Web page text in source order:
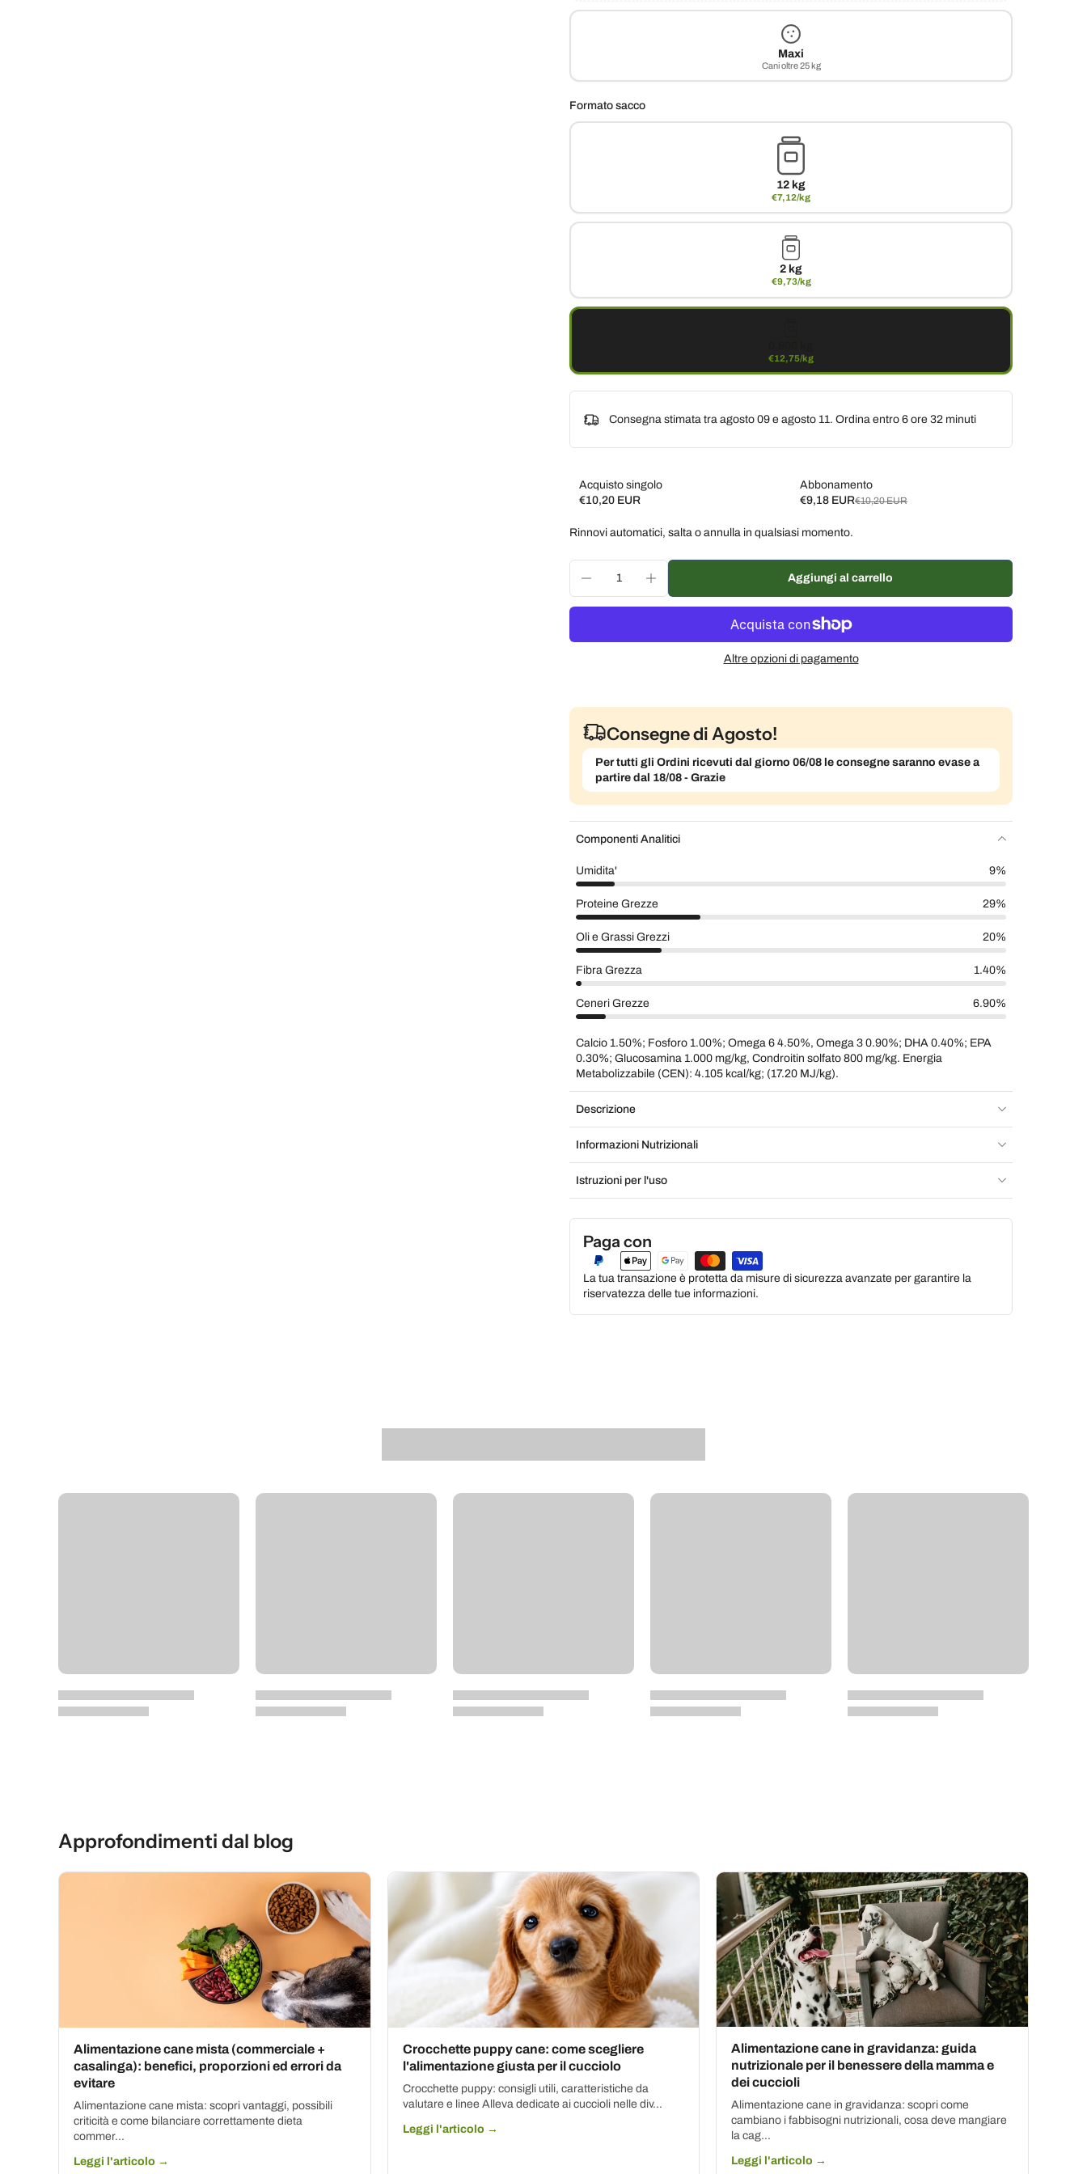
Maxi
Cani oltre 25 kg
Formato sacco
12 kg
€7,12/kg
2 kg
€9,73/kg
€12,75/kg
Consegna stimata tra agosto 09 e agosto 11. Ordina entro 6 ore 32 minuti
Acquisto singolo
€10,20 EUR
Abbonamento
€9,18 EUR€10,20 EUR
Subscribe and save
Consegna ogni mese, 5% di sconto
Rinnovi automatici, salta o annulla in qualsiasi momento.
Aggiungi al carrello
Altre opzioni di pagamento
Consegne di Agosto!
Per tutti gli Ordini ricevuti dal giorno 06/08 le consegne saranno evase a
partire dal 18/08 - Grazie
Componenti Analitici
Umidita' 9%
Proteine Grezze 29%
Oli e Grassi Grezzi 20%
Fibra Grezza 1.40%
Ceneri Grezze 6.90%
Calcio 1.50%; Fosforo 1.00%; Omega 6 4.50%, Omega 3 0.90%; DHA 0.40%; EPA
0.30%; Glucosamina 1.000 mg/kg, Condroitin solfato 800 mg/kg. Energia
Metabolizzabile (CEN): 4.105 kcal/kg; (17.20 MJ/kg).
Descrizione
Informazioni Nutrizionali
Istruzioni per l'uso
Paga con
La tua transazione è protetta da misure di sicurezza avanzate per garantire la
riservatezza delle tue informazioni.
Approfondimenti dal blog
Alimentazione cane mista (commerciale +
casalinga): benefici, proporzioni ed errori da
evitare
Alimentazione cane mista: scopri vantaggi, possibili
criticità e come bilanciare correttamente dieta
commer...
Leggi l'articolo →
Crocchette puppy cane: come scegliere
l'alimentazione giusta per il cucciolo
Crocchette puppy: consigli utili, caratteristiche da
valutare e linee Alleva dedicate ai cuccioli nelle div...
Leggi l'articolo →
Alimentazione cane in gravidanza: guida
nutrizionale per il benessere della mamma e
dei cuccioli
Alimentazione cane in gravidanza: scopri come
cambiano i fabbisogni nutrizionali, cosa deve mangiare
la cag...
Leggi l'articolo →